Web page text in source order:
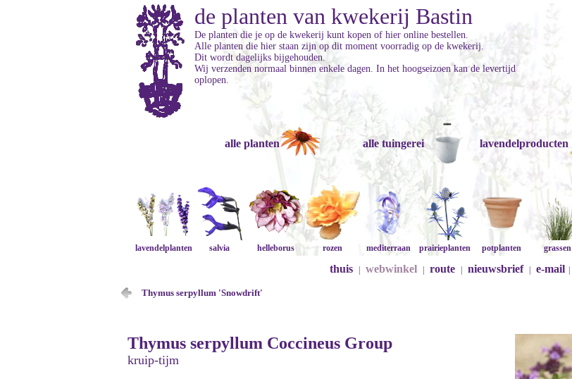
de planten van kwekerij Bastin
De planten die je op de kwekerij kunt kopen of hier online bestellen.
Alle planten die hier staan zijn op dit moment voorradig op de kwekerij.
Dit wordt dagelijks bijgehouden.
Wij verzenden normaal binnen enkele dagen. In het hoogseizoen kan de levertijd
oplopen.
alle planten alle tuingerei lavendelproducten
lavendelplanten salvia helleborus rozen mediterraan prairieplanten potplanten grassen
thuis webwinkel route nieuwsbrief e-mail
Thymus serpyllum 'Snowdrift'
Thymus serpyllum Coccineus Group
kruip-tijm